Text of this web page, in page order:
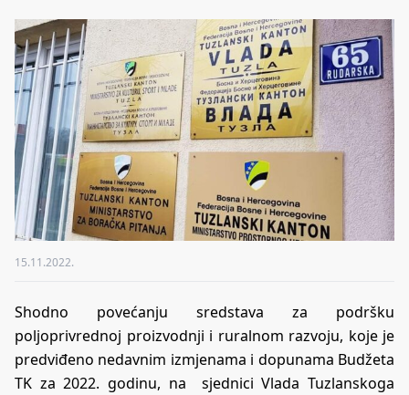
15.11.2022.
Shodno povećanju sredstava za podršku
poljoprivrednoj proizvodnji i ruralnom razvoju, koje je
predviđeno nedavnim izmjenama i dopunama Budžeta
TK za 2022. godinu, na sjednici Vlada Tuzlanskoga